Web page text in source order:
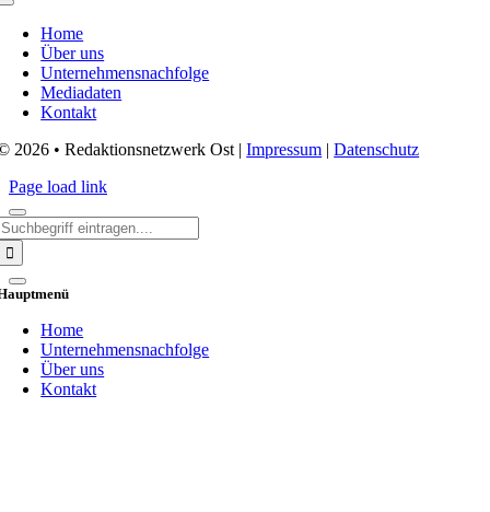
Toggle
NavigationHome
Über uns
Unternehmensnachfolge
Mediadaten
Kontakt
2026 • Redaktionsnetzwerk Ost |Impressum |Datenschutz
Page load link
Home
Unternehmensnachfolge
Über uns
Kontakt